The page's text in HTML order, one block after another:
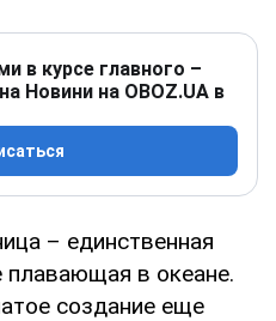
в курсе главного –
Новини на OBOZ.UA в
– единственная
плавающая в океане.
создание еще